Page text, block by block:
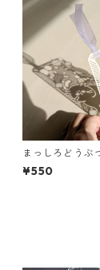
まっしろどうぶ
6種＞
¥550